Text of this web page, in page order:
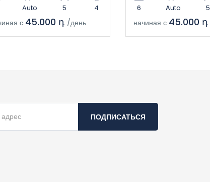
Auto 5 4
с 45.000 դ /день
6 Auto 5
начиная с 45.000 դ
ПОДПИСАТЬСЯ